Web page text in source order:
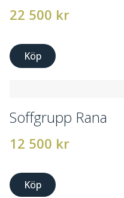
22 500 kr
Köp
Soffgrupp Rana
12 500 kr
Köp